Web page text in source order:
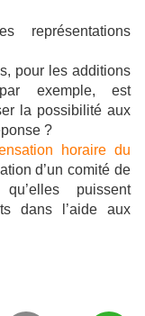
représentations
pour les additions
exemple, est
la possibilité aux
?
horaire du
d’un comité de
puissent
dans l’aide aux